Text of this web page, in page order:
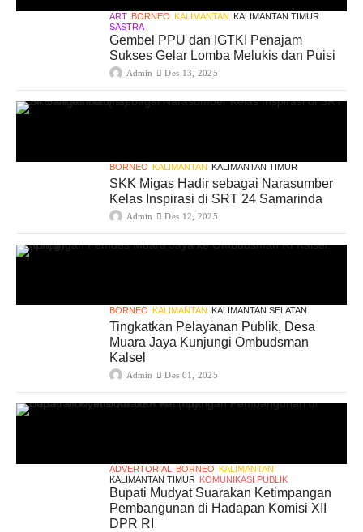
ART BORNEO KALIMANTAN
KALIMANTAN TIMUR
SASTRA
Gembel PPU dan IGTKI Penajam
Sukses Gelar Lomba Melukis dan Puisi
Admin Des 13, 2025
BORNEO KALIMANTAN KALIMANTAN TIMUR
SKK Migas Hadir sebagai Narasumber
Kelas Inspirasi di SRT 24 Samarinda
Admin Des 12, 2025
BORNEO KALIMANTAN KALIMANTAN SELATAN
Tingkatkan Pelayanan Publik, Desa
Muara Jaya Kunjungi Ombudsman
Kalsel
Admin Des 01, 2025
ADVERTORIAL BORNEO
KALIMANTAN
KALIMANTAN TIMUR
KOMUNIKASI PUBLIK
Bupati Mudyat Suarakan Ketimpangan
Pembangunan di Hadapan Komisi XII
DPR RI